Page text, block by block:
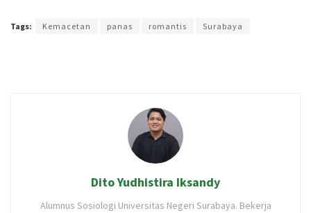
Tags: Kemacetan panas romantis Surabaya
Dito Yudhistira Iksandy
Alumnus Sosiologi Universitas Negeri Surabaya. Bekerja